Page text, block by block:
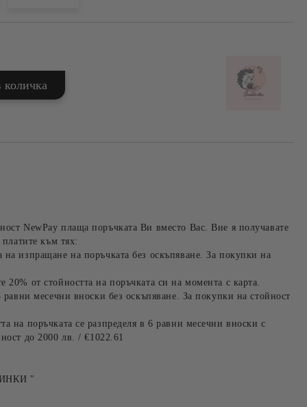
NewPay плаща поръчката Ви вместо Вас. Вие я получавате
към тях:
изпращане на поръчката без оскъпяване. За покупки на
от стойността на поръчката си на момента с карта.
равни месечни вноски без оскъпяване. За покупки на стойност
на поръчката се разпределя в 6 равни месечни вноски с
до 2000 лв. / €1022.61
"